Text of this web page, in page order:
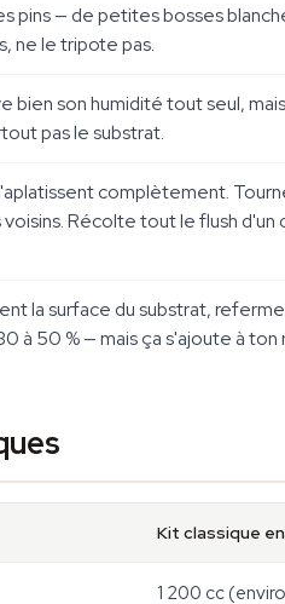
— de petites bosses
ne le tripote pas.
bien son humidité tout seul,
pas le substrat.
complètement.
Récolte tout le flush
la surface du substrat,
50 % — mais ça s'ajoute à
Kit classique
1 200 cc